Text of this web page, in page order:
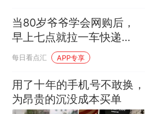
当80岁爷爷学会网购后，
早上七点就拉一车快递回
来了，网友：不说我以为
这是快递站呢
每日看点汇 APP专享
用了十年的手机号不敢换
为昂贵的沉没成本买单